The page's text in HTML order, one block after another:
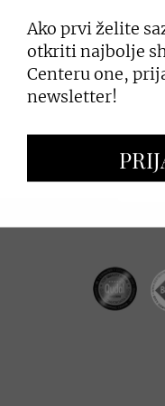
Ako prvi želite
otkriti najbolje
Centeru one,
newsletter!